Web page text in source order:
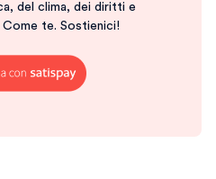
del clima, dei diritti e
Come te. Sostienici!